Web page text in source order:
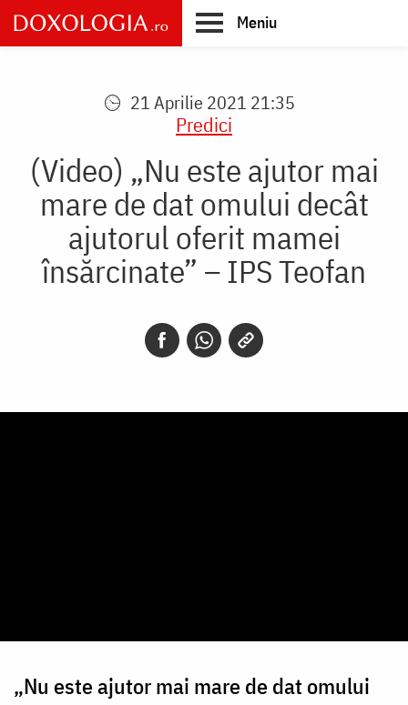
Skip
to
main
Meniu
21 Aprilie 2021 21:35
Predici
(Video) „Nu este ajutor mai
mare de dat omului decât
ajutorul oferit mamei
însărcinate” – IPS Teofan
„Nu este ajutor mai mare de dat omului